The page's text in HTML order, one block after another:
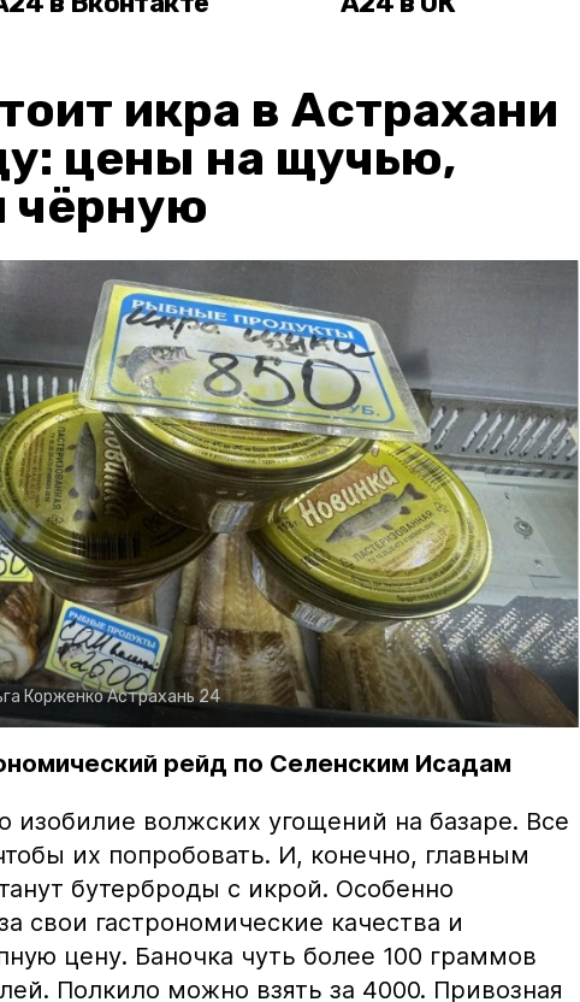
икра в Астрахани
цены на щучью,
чёрную
КорженкоАстрахань 24
рейд по Селенским Исадам
изобилие волжских угощений на базаре. Все
их попробовать. И, конечно, главным
бутерброды с икрой. Особенно
свои гастрономические качества и
цену. Баночка чуть более 100 граммов
Полкило можно взять за 4000. Привозная